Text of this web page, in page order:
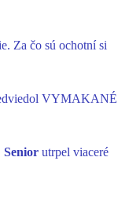
Za čo sú ochotní si
VYMAKANÉ
Senior utrpel viaceré